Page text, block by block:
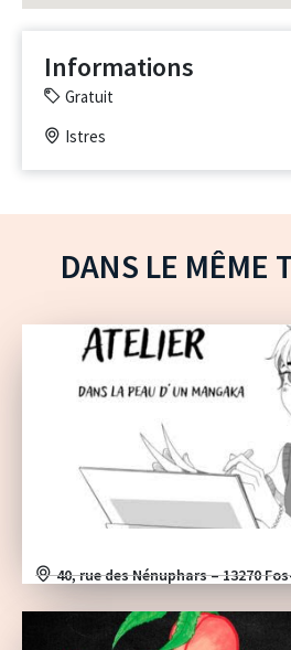
Informations
Gratuit
Istres
DANS LE MÊME
40, rue des Nénuphars – 13270